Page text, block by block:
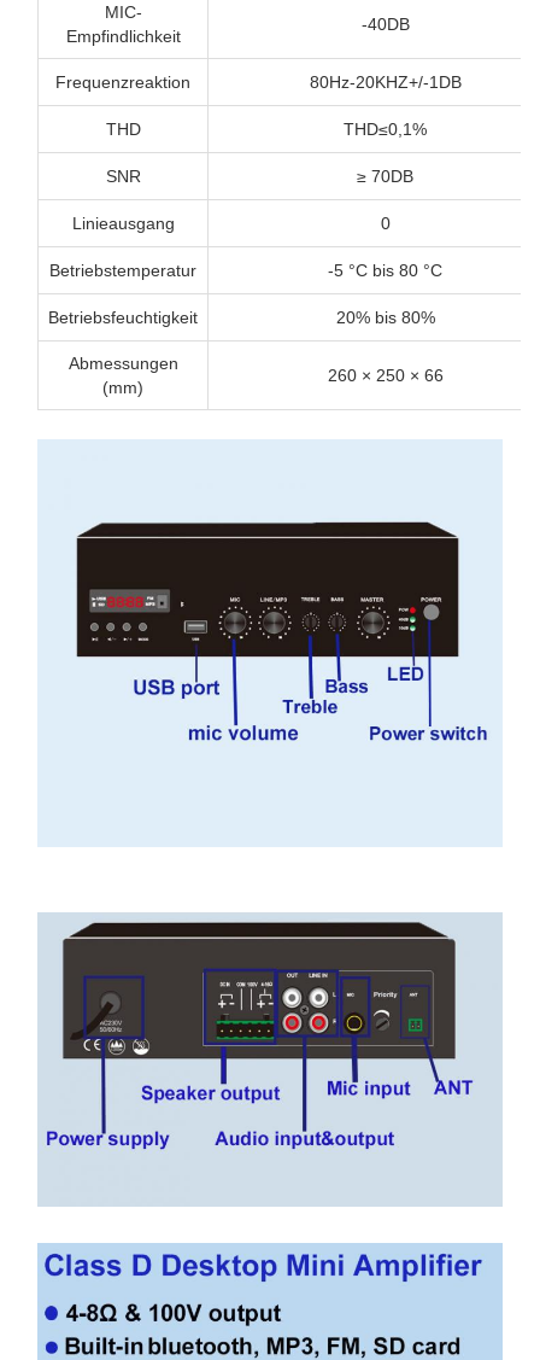
MIC-
Empfindlichkeit
-40DB
Frequenzreaktion 80Hz-20KHZ+/-1DB
THD THD≤0,1%
SNR ≥ 70DB
Linieausgang 0
Betriebstemperatur -5 °C bis 80 °C
Betriebsfeuchtigkeit 20% bis 80%
Abmessungen
(mm)
260 × 250 × 66